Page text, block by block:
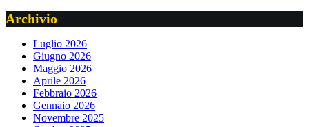
Archivio
Luglio 2026
Giugno 2026
Maggio 2026
Aprile 2026
Febbraio 2026
Gennaio 2026
Novembre 2025